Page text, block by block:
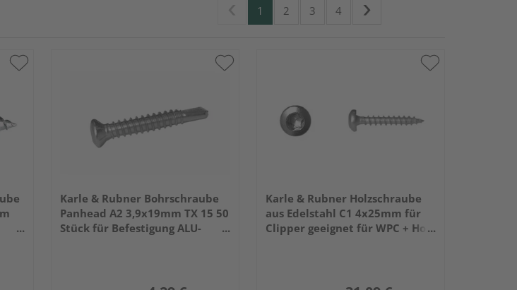
1 2 3 4
Karle & Rubner Bohrschraube
Panhead A2 3,9x19mm TX 15 50
Stück für Befestigung ALU-
Karle & Rubner Holzschraube
aus Edelstahl C1 4x25mm für
Clipper geeignet für WPC + Holz